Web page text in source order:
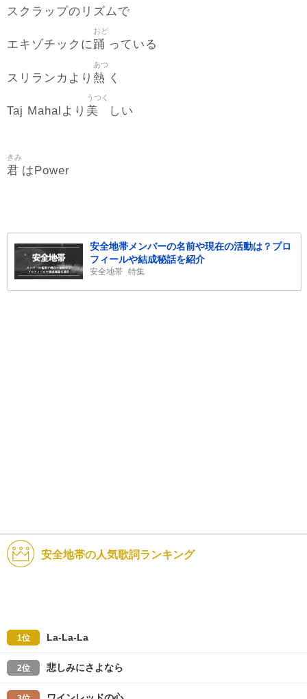
スクラップのリズムで
エキゾチックに踊
おど
っている
スリランカより 熱
あつ
く
Taj Mahalより 美
うつく
しい
君
きみ
はPower
安全地帯メンバーの名前や現在の活動は？プロ
フィールや結成秘話を紹介
安全地帯 特集
安全地帯の人気歌詞ランキング
1位 La-La-La
2位 悲しみにさよなら